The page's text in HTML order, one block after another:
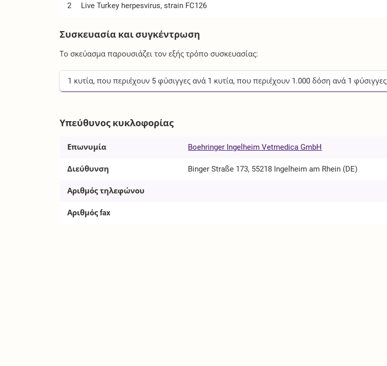
2 Live Turkey herpesvirus, strain FC126
Συσκευασία και συγκέντρωση
Το σκεύασμα παρουσιάζει τον εξής τρόπο συσκευασίας:
1 κυτία, που περιέχουν 5 φύσιγγες ανά 1 κυτία, που περιέχουν 1.000 δόση ανά 1 φύσιγγες
Υπεύθυνος κυκλοφορίας
Επωνυμία Boehringer Ingelheim Vetmedica GmbH
Διεύθυνση Binger Straße 173, 55218 Ingelheim am Rhein (DE)
Αριθμός τηλεφώνου
Αριθμός fax